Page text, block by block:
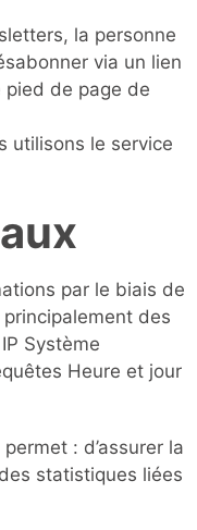
la personne
via un lien
de page de
utilisons le service
par le biais de
principalement des
Système
Heure et jour
: d’assurer la
statistiques liées